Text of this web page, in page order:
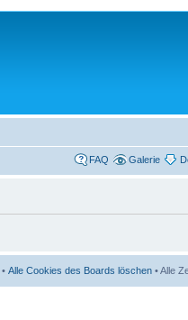
FAQ Galerie
• Alle Cookies des Boards löschen • Alle